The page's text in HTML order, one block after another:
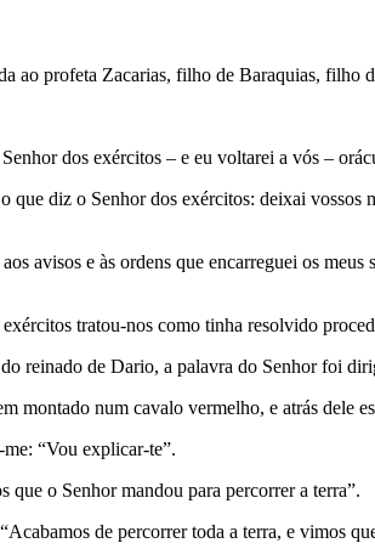
ao profeta Zacarias, filho de Baraquias, filho
dos exércitos – e eu voltarei a vós –
diz o Senhor dos exércitos: deixai vossos
avisos e às ordens que encarreguei os
tratou-nos como tinha resolvido
reinado de Dario, a palavra do Senhor foi
montado num cavalo vermelho, e atrás dele
“Vou explicar-te”.
que o Senhor mandou para percorrer a terra”.
de percorrer toda a terra, e vimos